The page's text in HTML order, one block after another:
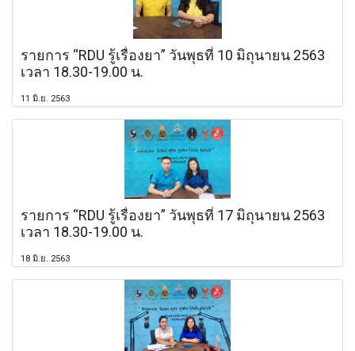
รายการ “RDU รู้เรื่องยา” วันพุธที่ 10 มิถุนายน 2563
เวลา 18.30-19.00 น.
11 มิ.ย. 2563
รายการ “RDU รู้เรื่องยา” วันพุธที่ 17 มิถุนายน 2563
เวลา 18.30-19.00 น.
18 มิ.ย. 2563